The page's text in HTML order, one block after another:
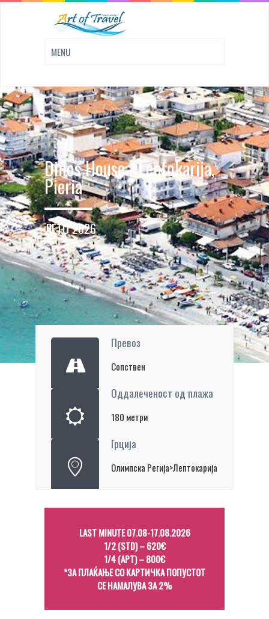
Dinos House - Leptokarija,
Pieria
ЛЕТО 2026
Превоз
Сопствен
Оддалеченост од плажа
180 метри
Грција
Олимпска Регија>Лептокарија
LAST MINUTE 07.08-17.08.2026
1/2 (STD) – 620€
1/4 (APT) – 800€
*ЗА ПЛАЌАЊЕ СО КАРТИЧКА ПОПУСТОТ
СЕ НАМАЛУВА ЗА 2%